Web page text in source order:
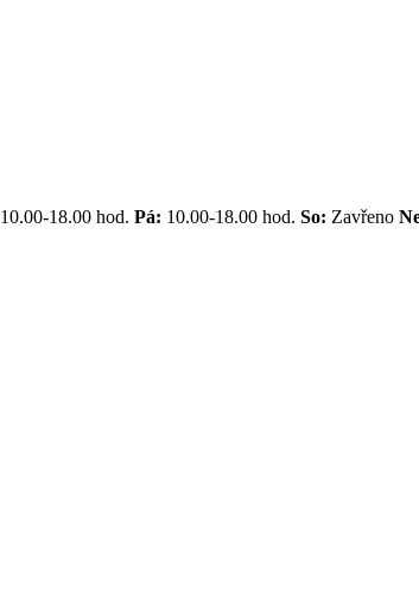
10.00-18.00 hod. Pá: 10.00-18.00 hod. So: Zavřeno